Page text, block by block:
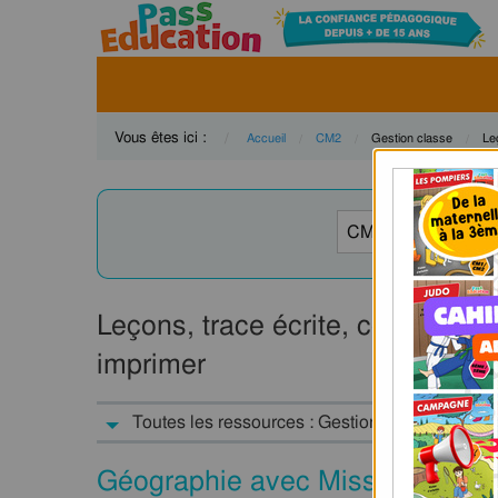
Vous êtes ici : Accueil CM2 Current:
Gestion classe
Leçons, trace écrite, cours -
imprimer
Toutes les ressources : Gestion de la classe :
Géographie avec Miss